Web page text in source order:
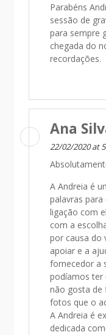
Parabéns
sessão de
para sempre
chegada do
recordações.
Ana
22/02/2020 at
A Andreia é
palavras
ligação com
com a
por causa do
apoiar e a
fornecedor a
podíamos ter
não gosta de
fotos que o
A Andreia é
dedicada